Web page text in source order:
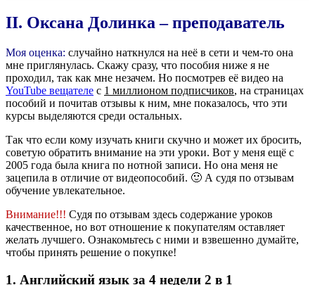
II. Оксана Долинка – преподаватель
Моя оценка: случайно наткнулся на неё в сети и чем-то она
мне приглянулась. Скажу сразу, что пособия ниже я не
проходил, так как мне незачем. Но посмотрев её видео на
YouTube вещателе с 1 миллионом подписчиков, на страницах
пособий и почитав отзывы к ним, мне показалось, что эти
курсы выделяются среди остальных.
Так что если кому изучать книги скучно и может их бросить,
советую обратить внимание на эти уроки. Вот у меня ещё с
2005 года была книга по нотной записи. Но она меня не
зацепила в отличие от видеопособий. 🙂 А судя по отзывам
обучение увлекательное.
Внимание!!! Судя по отзывам здесь содержание уроков
качественное, но вот отношение к покупателям оставляет
желать лучшего. Ознакомьтесь с ними и взвешенно думайте,
чтобы принять решение о покупке!
1. Английский язык за 4 недели 2 в 1